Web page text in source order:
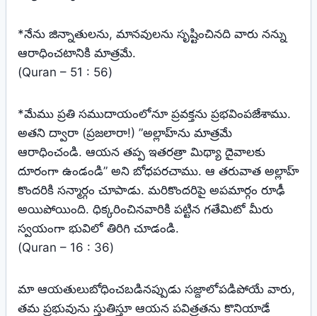
*నేను జిన్నాతులను, మానవులను సృష్టించినది వారు నన్ను
ఆరాధించటానికి మాత్రమే.
(Quran – 51 : 56)
*మేము ప్రతి సముదాయంలోనూ ప్రవక్తను ప్రభవింపజేశాము.
అతని ద్వారా (ప్రజలారా!) ”అల్లాహ్‌ను మాత్రమే
ఆరాధించండి. ఆయన తప్ప ఇతరత్రా మిథ్యా దైవాలకు
దూరంగా ఉండండి” అని బోధపరచాము. ఆ తరువాత అల్లాహ్‌
కొందరికి సన్మార్గం చూపాడు. మరికొందరిపై అపమార్గం రూఢీ
అయిపోయింది. ధిక్కరించినవారికి పట్టిన గతేమిటో మీరు
స్వయంగా భువిలో తిరిగి చూడండి.
(Quran – 16 : 36)
మా ఆయతులుబోధించబడినప్పుడు సజ్దాలోపడిపోయే వారు,
తమ ప్రభువును స్తుతిస్తూ ఆయన పవిత్రతను కొనియాడే